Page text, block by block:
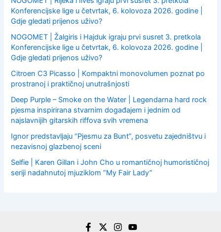
Konferencijske lige u četvrtak, 6. kolovoza 2026. godine |
Gdje gledati prijenos uživo?
NOGOMET | Žalgiris i Hajduk igraju prvi susret 3. pretkola
Konferencijske lige u četvrtak, 6. kolovoza 2026. godine |
Gdje gledati prijenos uživo?
Citroen C3 Picasso | Kompaktni monovolumen poznat po
prostranoj i praktičnoj unutrašnjosti
Deep Purple – Smoke on the Water | Legendarna hard rock
pjesma inspirirana stvarnim događajem i jednim od
najslavnijih gitarskih riffova svih vremena
Ignor predstavljaju “Pjesmu za Bunt”, posvetu zajedništvu i
nezavisnoj glazbenoj sceni
Selfie | Karen Gillan i John Cho u romantičnoj humorističnoj
seriji nadahnutoj mjuziklom “My Fair Lady”